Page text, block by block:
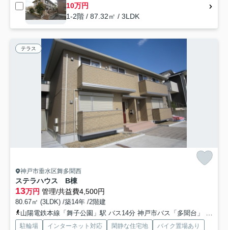
10万円
1-2階 / 87.32㎡ / 3LDK
テラス
神戸市垂水区舞多聞西
ステラハウス B棟
13万円 管理/共益費4,500円
80.67㎡ (3LDK) /築14年 /2階建
山陽電鉄本線「舞子公園」駅 バス14分 神戸市バス「多聞台」 停歩14分
駐輪場 インターネット対応 閑静な住宅地
バイク置場あり